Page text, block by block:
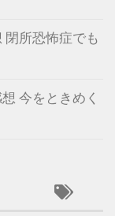
閉所恐怖症でも
今をときめく